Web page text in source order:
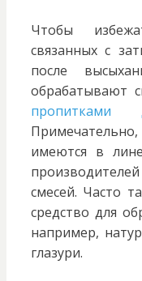
Чтобы
связанных с
после
обрабатывают
имеются в
смесей. Часто
средство для
например,
глазури.